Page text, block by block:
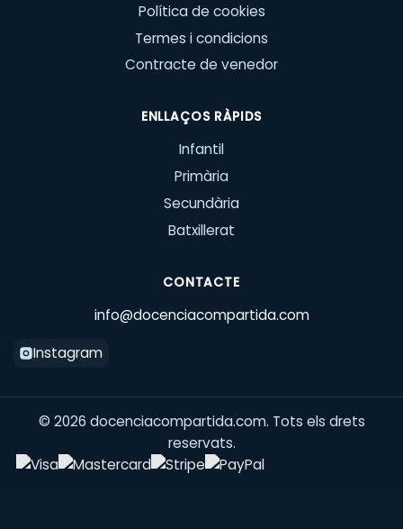
Política de cookies
Termes i condicions
Contracte de venedor
ENLLAÇOS RÀPIDS
Infantil
Primària
Secundària
Batxillerat
CONTACTE
info@docenciacompartida.com
Instagram
© 2026 docenciacompartida.com. Tots els drets
reservats.